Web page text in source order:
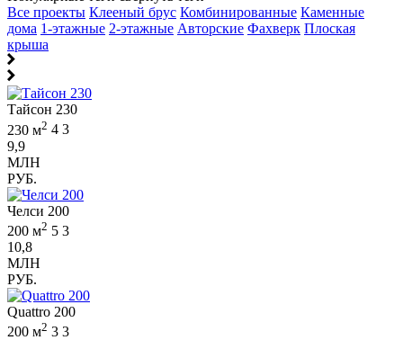
Все проекты Клееный брус Комбинированные Каменные
дома 1-этажные 2-этажные Авторские Фахверк Плоская
крыша
Тайсон 230
230 м2 4 3
9,9
МЛН
РУБ.
Челси 200
200 м2 5 3
10,8
МЛН
РУБ.
Quattro 200
200 м2 3 3